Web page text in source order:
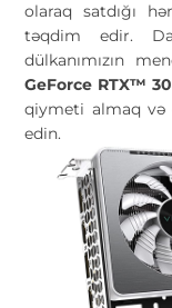
olaraq satdığı
təqdim edir.
dülkanımızın
GeForce RTX™
qiymeti almaq və
edin.